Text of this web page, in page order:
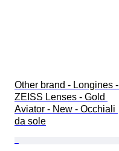
Other brand - Longines -
ZEISS Lenses - Gold
Aviator - New - Occhiali
da sole